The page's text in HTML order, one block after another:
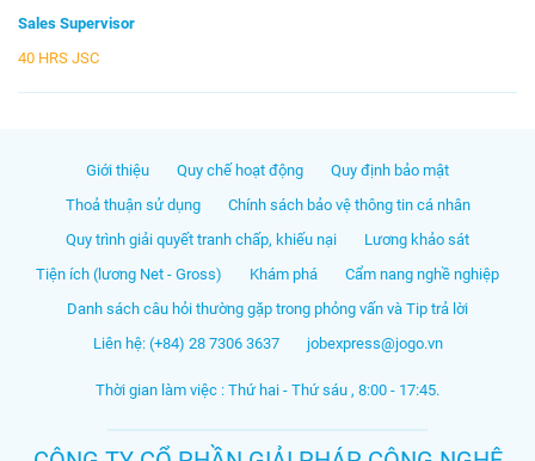
Sales Supervisor
40 HRS JSC
Giới thiệu Quy chế hoạt động
Quy định bảo mật
Thoả thuận sử dụng
Chính sách bảo vệ thông tin cá nhân
Quy trình giải quyết tranh chấp, khiếu nại
Lương khảo sát
Tiện ích (lương Net - Gross)
Khám phá
Cẩm nang nghề nghiệp
Danh sách câu hỏi thường gặp trong phỏng vấn và Tip trả lời
Liên hệ: (+84) 28 7306 3637
jobexpress@jogo.vn
Thời gian làm việc : Thứ hai - Thứ sáu , 8:00 - 17:45.